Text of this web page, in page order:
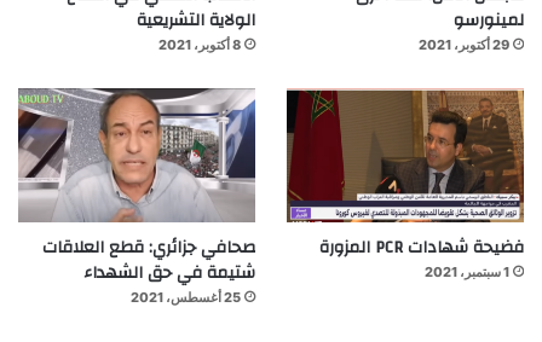
لمينورسو
29 أكتوبر، 2021
الولاية التشريعية
8 أكتوبر، 2021
فضيحة شهادات PCR المزورة
1 سبتمبر، 2021
صحافي جزائري: قطع العلاقات
شتيمة في حق الشهداء
25 أغسطس، 2021